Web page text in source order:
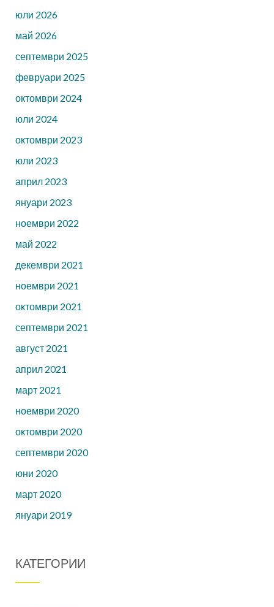
юли 2026
май 2026
септември 2025
февруари 2025
октомври 2024
юли 2024
октомври 2023
юли 2023
април 2023
януари 2023
ноември 2022
май 2022
декември 2021
ноември 2021
октомври 2021
септември 2021
август 2021
април 2021
март 2021
ноември 2020
октомври 2020
септември 2020
юни 2020
март 2020
януари 2019
КАТЕГОРИИ